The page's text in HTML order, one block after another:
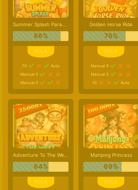
Summer Splash Paradise
86%
70
Auto
Manual 5
Manual 5
Golden Horse Ride
76%
Manual 5
Manual 5
10
Auto
Adventure To The West
64%
Mahjong Princess
69%